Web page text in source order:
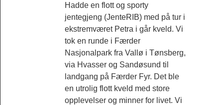
Hadde en flott og sporty
jentegjeng (JenteRIB) med på tur i
ekstremværet Petra i går kveld. Vi
tok en runde i Færder
Nasjonalpark fra Vallø i Tønsberg,
via Hvasser og Sandøsund til
landgang på Færder Fyr. Det ble
en utrolig flott kveld med store
opplevelser og minner for livet. Vi